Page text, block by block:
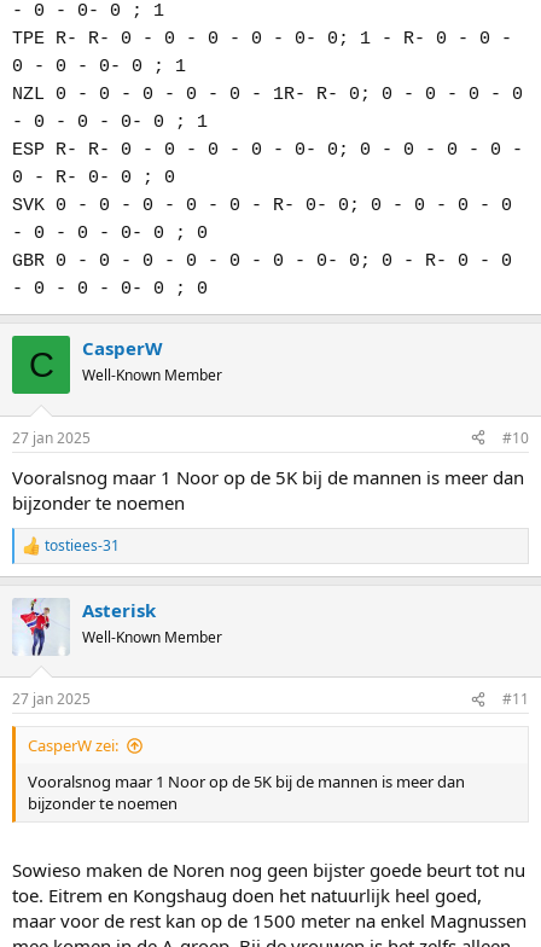
- 0 - 0- 0 ; 1
TPE R- R- 0 - 0 - 0 - 0 - 0- 0; 1 - R- 0 - 0 -
0 - 0 - 0- 0 ; 1
NZL 0 - 0 - 0 - 0 - 0 - 1R- R- 0; 0 - 0 - 0 - 0
- 0 - 0 - 0- 0 ; 1
ESP R- R- 0 - 0 - 0 - 0 - 0- 0; 0 - 0 - 0 - 0 -
0 - R- 0- 0 ; 0
SVK 0 - 0 - 0 - 0 - 0 - R- 0- 0; 0 - 0 - 0 - 0
- 0 - 0 - 0- 0 ; 0
GBR 0 - 0 - 0 - 0 - 0 - 0 - 0- 0; 0 - R- 0 - 0
- 0 - 0 - 0- 0 ; 0
C CasperW
Well-Known Member
27 jan 2025 #10
Vooralsnog maar 1 Noor op de 5K bij de mannen is meer dan
bijzonder te noemen
R
e
c
t
s
:
tostiees-31
Asterisk
Well-Known Member
27 jan 2025 #11
CasperW zei:
Vooralsnog maar 1 Noor op de 5K bij de mannen is meer dan
bijzonder te noemen
Sowieso maken de Noren nog geen bijster goede beurt tot nu
toe. Eitrem en Kongshaug doen het natuurlijk heel goed,
maar voor de rest kan op de 1500 meter na enkel Magnussen